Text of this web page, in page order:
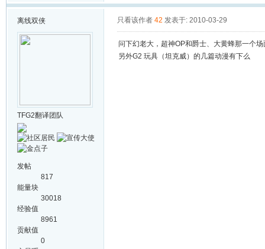
离线双侠
TFG2翻译团队
发帖
817
能量块
30018
经验值
8961
贡献值
0
只看该作者 42 发表于: 2010-03-29
问下幻老大，超神OP和爵士、大黄蜂那一个
另外G2 玩具（坦克威）的几篇动漫有下么